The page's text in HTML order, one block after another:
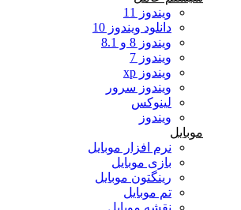
ویندوز 11
دانلود ویندوز 10
ویندوز 8 و 8.1
ویندوز 7
ویندوز xp
ویندوز سرور
لینوکس
ویندوز
نرم افزار موبایل
بازی موبایل
رینگتون موبایل
تم موبایل
نقشه موبایل